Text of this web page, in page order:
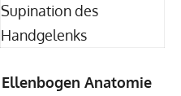
Supination des
Handgelenks
Ellenbogen Anatomie